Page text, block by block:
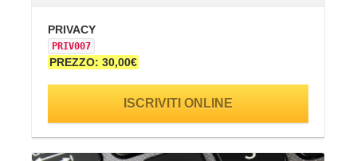
PRIVACY
PRIV007
PREZZO: 30,00€
ISCRIVITI ONLINE